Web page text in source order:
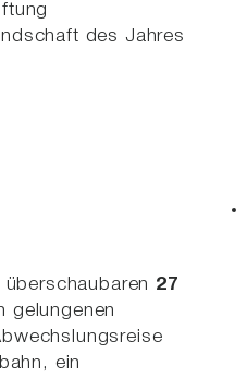
des Jahres
27
gelungenen
ein